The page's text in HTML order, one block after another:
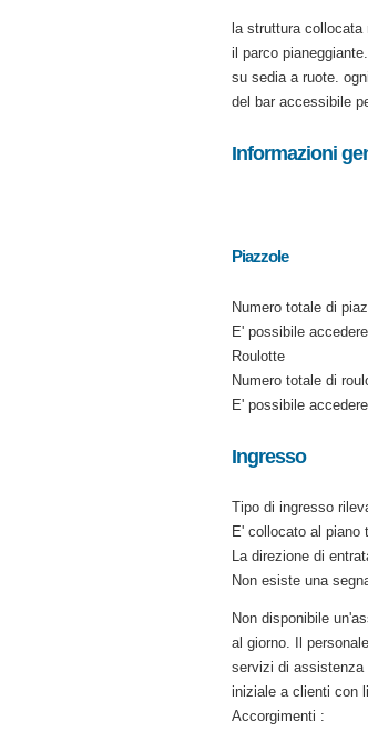
la struttura
il parco
su sedia a ruote.
del bar accessibile
Informazioni
Piazzole
Numero totale di
E' possibile
Roulotte
Numero totale di
E' possibile
Ingresso
Tipo di ingresso
E' collocato al piano
La direzione di
Non esiste una
Non disponibile
al giorno. Il
servizi di assistenza
iniziale a clienti con
Accorgimenti :